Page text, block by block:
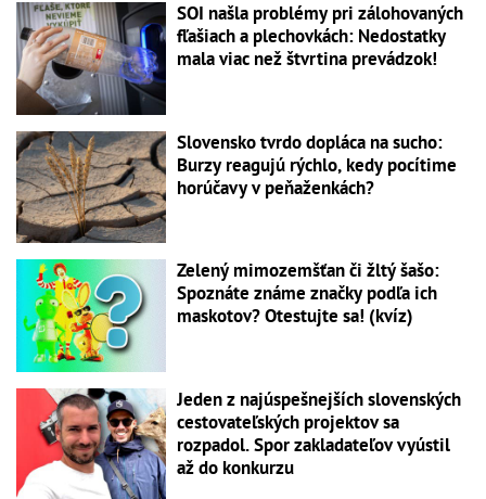
SOI našla problémy pri zálohovaných
fľašiach a plechovkách: Nedostatky
mala viac než štvrtina prevádzok!
Slovensko tvrdo dopláca na sucho:
Burzy reagujú rýchlo, kedy pocítime
horúčavy v peňaženkách?
Zelený mimozemšťan či žltý šašo:
Spoznáte známe značky podľa ich
maskotov? Otestujte sa! (kvíz)
Jeden z najúspešnejších slovenských
cestovateľských projektov sa
rozpadol. Spor zakladateľov vyústil
až do konkurzu